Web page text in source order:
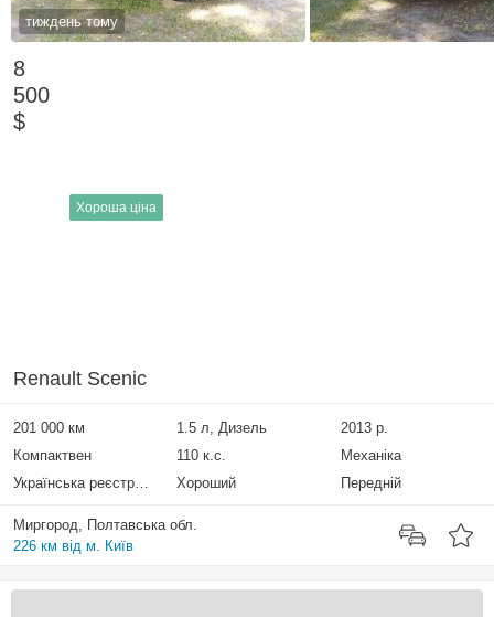
тиждень тому
8
500
$
Хороша ціна
Renault Scenic
201 000 км 1.5 л, Дизель
2013 р.
Компактвен
110 к.с.
Механіка
Українська реєстрація
Хороший Передній
Миргород, Полтавська обл.
226 км від м. Київ